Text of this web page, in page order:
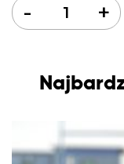
Ilość +
-